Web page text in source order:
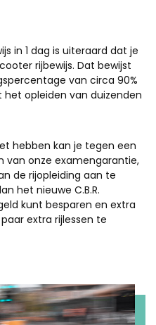
in 1 dag is uiteraard dat je
rijbewijs. Dat bewijst
van circa 90%
opleiden van duizenden
hebben kan je tegen een
van onze examengarantie,
de rijopleiding aan te
het nieuwe C.B.R.
kunt besparen en extra
extra rijlessen te